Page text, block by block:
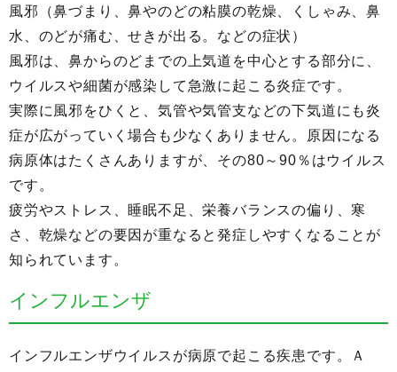
風邪（鼻づまり、鼻やのどの粘膜の乾燥、くしゃみ、鼻
水、のどが痛む、せきが出る。などの症状）
風邪は、鼻からのどまでの上気道を中心とする部分に、
ウイルスや細菌が感染して急激に起こる炎症です。
実際に風邪をひくと、気管や気管支などの下気道にも炎
症が広がっていく場合も少なくありません。原因になる
病原体はたくさんありますが、その80～90％はウイルス
です。
疲労やストレス、睡眠不足、栄養バランスの偏り、寒
さ、乾燥などの要因が重なると発症しやすくなることが
知られています。
インフルエンザ
インフルエンザウイルスが病原で起こる疾患です。Ａ